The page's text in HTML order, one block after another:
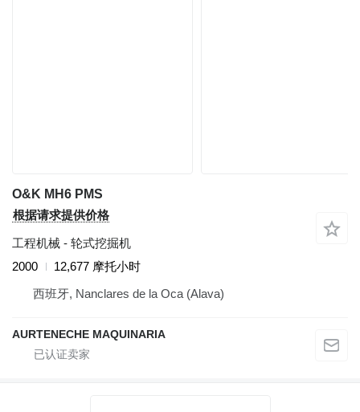
O&K MH6 PMS
根据请求提供价格
工程机械 - 轮式挖掘机
2000
12,677 摩托小时
西班牙, Nanclares de la Oca (Alava)
AURTENECHE MAQUINARIA